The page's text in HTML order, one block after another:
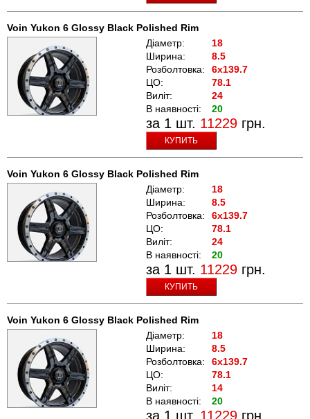
Voin Yukon 6 Glossy Black Polished Rim
Діаметр:
18
Ширина:
8.5
Розболтовка:
6x139.7
ЦО:
78.1
Виліт:
24
В наявності:
20
за 1 шт. 11229 грн.
КУПИТЬ
Voin Yukon 6 Glossy Black Polished Rim
Діаметр:
18
Ширина:
8.5
Розболтовка:
6x139.7
ЦО:
78.1
Виліт:
24
В наявності:
20
за 1 шт. 11229 грн.
КУПИТЬ
Voin Yukon 6 Glossy Black Polished Rim
Діаметр:
18
Ширина:
8.5
Розболтовка:
6x139.7
ЦО:
78.1
Виліт:
14
В наявності:
20
за 1 шт. 11229 грн.